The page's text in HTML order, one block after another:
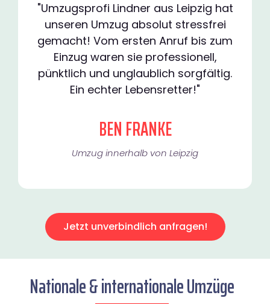
"Umzugsprofi Lindner aus Leipzig hat
unseren Umzug absolut stressfrei
gemacht! Vom ersten Anruf bis zum
Einzug waren sie professionell,
pünktlich und unglaublich sorgfältig.
Ein echter Lebensretter!"
BEN FRANKE
Umzug innerhalb von Leipzig​
Jetzt unverbindlich anfragen!
Nationale & internationale Umzüge